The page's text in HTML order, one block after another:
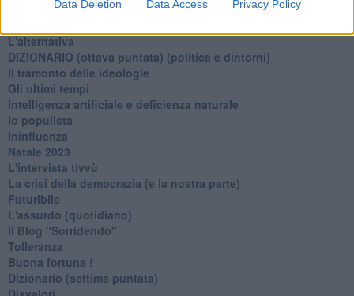
Data Deletion Data Access Privacy Policy
Verso l'immortalità
L'alternativa
​DIZIONARIO (ottava puntata) (politica e dintorni)
Il tramonto delle ideologie
Gli ultimi tempi
Intelligenza artificiale e deficienza naturale
Io populista
Ininfluenza
Natale 2023
L'intervista tivvù
La crisi della democrazia (e la nostra parte)
Futuribile
L'assurdo (quotidiano)
Il Blog "Sorridendo"
Tolleranza
Buona fortuna !
​Dizionario (settima puntata)